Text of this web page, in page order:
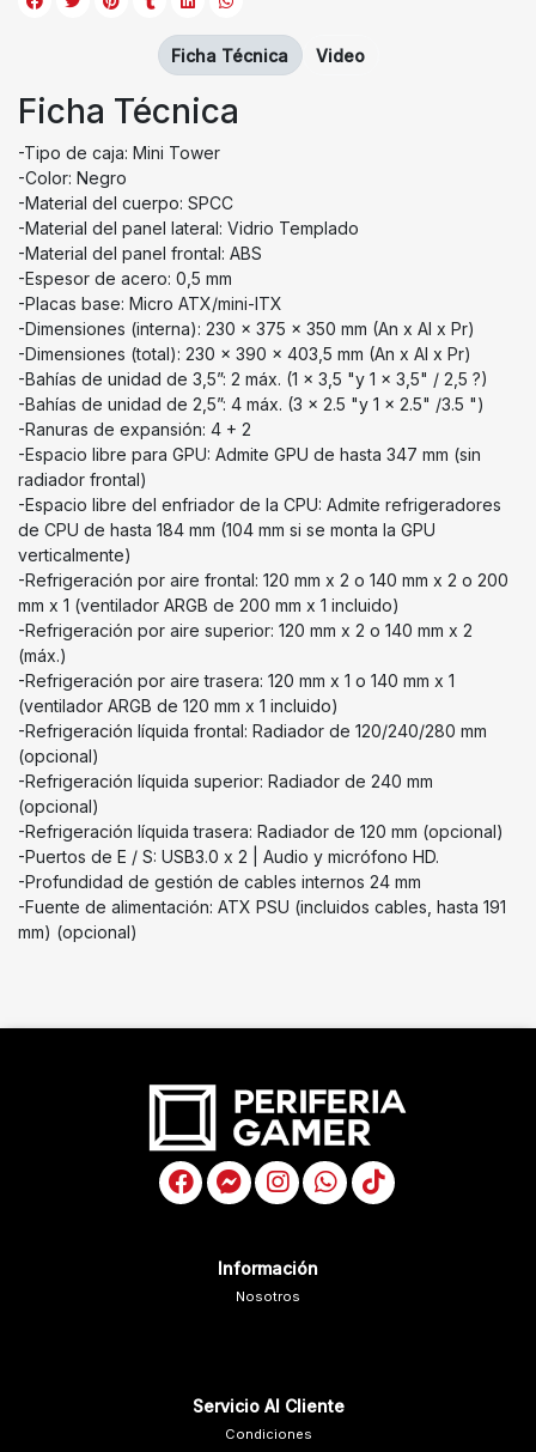
Ficha Técnica
-Tipo de caja: Mini Tower
-Color: Negro
-Material del cuerpo: SPCC
-Material del panel lateral: Vidrio Templado
-Material del panel frontal: ABS
-Espesor de acero: 0,5 mm
-Placas base: Micro ATX/mini-ITX
-Dimensiones (interna): 230 x 375 x 350 mm (An x Al x Pr)
-Dimensiones (total): 230 x 390 x 403,5 mm (An x Al x Pr)
-Bahías de unidad de 3,5”: 2 máx. (1 x 3,5 "y 1 x 3,5" / 2,5 ?)
-Bahías de unidad de 2,5”: 4 máx. (3 x 2.5 "y 1 x 2.5" /3.5 ")
-Ranuras de expansión: 4 + 2
-Espacio libre para GPU: Admite GPU de hasta 347 mm (sin
radiador frontal)
-Espacio libre del enfriador de la CPU: Admite refrigeradores
de CPU de hasta 184 mm (104 mm si se monta la GPU
verticalmente)
-Refrigeración por aire frontal: 120 mm x 2 o 140 mm x 2 o 200
mm x 1 (ventilador ARGB de 200 mm x 1 incluido)
-Refrigeración por aire superior: 120 mm x 2 o 140 mm x 2
(máx.)
-Refrigeración por aire trasera: 120 mm x 1 o 140 mm x 1
(ventilador ARGB de 120 mm x 1 incluido)
-Refrigeración líquida frontal: Radiador de 120/240/280 mm
(opcional)
-Refrigeración líquida superior: Radiador de 240 mm
(opcional)
-Refrigeración líquida trasera: Radiador de 120 mm (opcional)
-Puertos de E / S: USB3.0 x 2 | Audio y micrófono HD.
-Profundidad de gestión de cables internos 24 mm
-Fuente de alimentación: ATX PSU (incluidos cables, hasta 191
mm) (opcional)
Ficha Técnica Video
Información
Nosotros
Servicio Al Cliente
Condiciones